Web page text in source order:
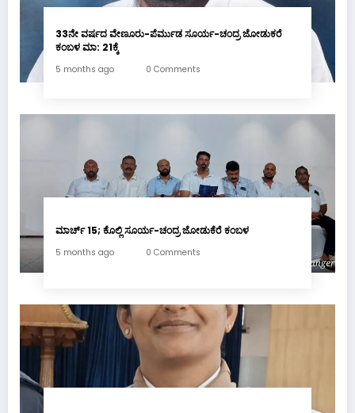
33ನೇ ವರ್ಷದ ವೇಣೂರು-ಪೆರ್ಮುಡ ಸೂರ್ಯ-ಚಂದ್ರ ಜೋಡುಕರೆ
ಕಂಬಳ ಮಾ: 21ಕ್ಕೆ
5 months ago 0 Comments
ಮಾರ್ಚ್ 15; ಕೊಲ್ಲಿ ಸೂರ್ಯ-ಚಂದ್ರ ಜೋಡುಕೆರೆ ಕಂಬಳ
5 months ago 0 Comments